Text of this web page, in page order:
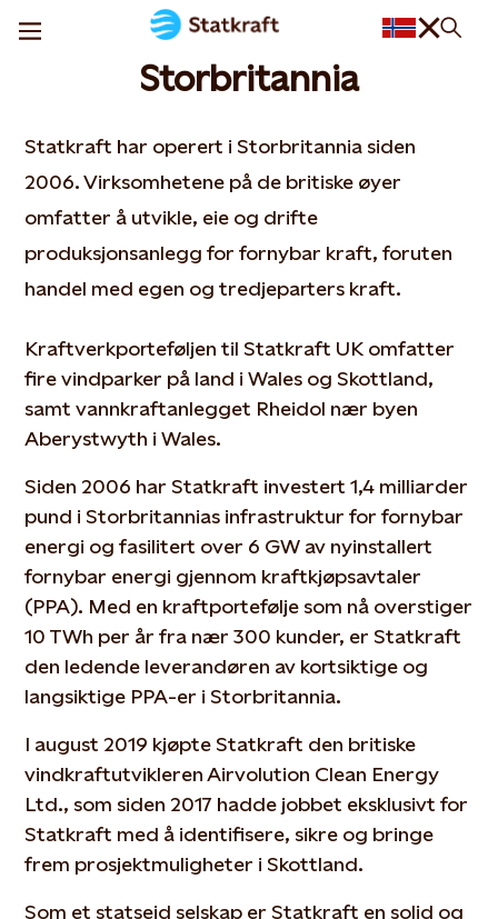
Storbritannia
Statkraft har operert i Storbritannia siden
2006. Virksomhetene på de britiske øyer
omfatter å utvikle, eie og drifte
produksjonsanlegg for fornybar kraft, foruten
handel med egen og tredjeparters kraft.
Kraftverkporteføljen til Statkraft UK omfatter
fire vindparker på land i Wales og Skottland,
samt vannkraftanlegget Rheidol nær byen
Aberystwyth i Wales.
Siden 2006 har Statkraft investert 1,4 milliarder
pund i Storbritannias infrastruktur for fornybar
energi og fasilitert over 6 GW av nyinstallert
fornybar energi gjennom kraftkjøpsavtaler
(PPA). Med en kraftportefølje som nå overstiger
10 TWh per år fra nær 300 kunder, er Statkraft
den ledende leverandøren av kortsiktige og
langsiktige PPA-er i Storbritannia.
I august 2019 kjøpte Statkraft den britiske
vindkraftutvikleren Airvolution Clean Energy
Ltd., som siden 2017 hadde jobbet eksklusivt for
Statkraft med å identifisere, sikre og bringe
frem prosjektmuligheter i Skottland.
Som et statseid selskap er Statkraft en solid og